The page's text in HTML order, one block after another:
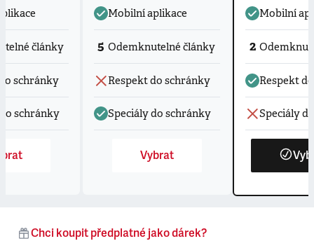
články
schránky
schránky
Mobilní aplikace
5 Odemknutelné články
Respekt do schránky
Speciály do schránky
Vybrat
Mobilní
2
Respekt
Speciály
Chci koupit předplatné jako dárek?